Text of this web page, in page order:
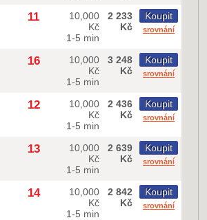
11
10,000
Kč
1-5 min
2 233
Kč
Koupit
srovnání
16
10,000
Kč
1-5 min
3 248
Kč
Koupit
srovnání
12
10,000
Kč
1-5 min
2 436
Kč
Koupit
srovnání
13
10,000
Kč
1-5 min
2 639
Kč
Koupit
srovnání
14
10,000
Kč
1-5 min
2 842
Kč
Koupit
srovnání